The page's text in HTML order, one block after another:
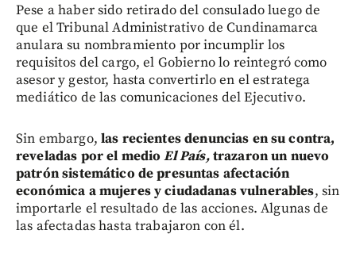
Pese a haber sido retirado del consulado luego de
que el Tribunal Administrativo de Cundinamarca
anulara su nombramiento por incumplir los
requisitos del cargo, el Gobierno lo reintegró como
asesor y gestor, hasta convertirlo en el estratega
mediático de las comunicaciones del Ejecutivo.
Sin embargo, las recientes denuncias en su contra,
reveladas por el medioEl País,trazaron un nuevo
patrón sistemático de presuntas afectación
económica a mujeres y ciudadanas vulnerables, sin
importarle el resultado de las acciones. Algunas de
las afectadas hasta trabajaron con él.